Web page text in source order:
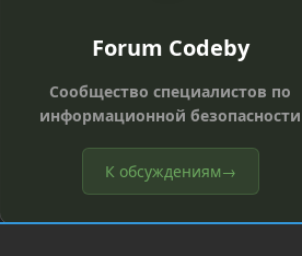
Forum Codeby
Сообщество специалистов по
информационной безопасности
К обсуждениям→